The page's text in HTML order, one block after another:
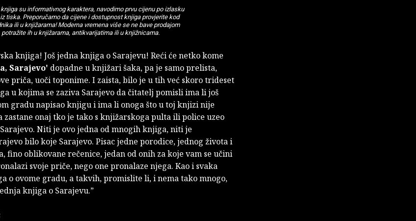
knjiga su informativnog karaktera, navodimo prvu cijenu po izlasku
tiska. Preporučamo da cijene i dostupnost knjiga provjerite kod
ili u knjižarama! Moderna vremena više se ne bave prodajom
potražite ih u knjižarama, antikvarijatima ili u knjižnicama.
knjiga! Još jedna knjiga o Sarajevu! Reći će netko kome
Sarajevo' dopadne u knjižari šaka, pa je samo prelista,
priča, uoči toponime. I zaista, bilo je u tih već skoro trideset
u kojima se zaziva Sarajevo da čitatelj pomisli ima li još
gradu napisao knjigu i ima li onoga što u toj knjizi nije
zastane onaj tko je tako s knjižarskoga pulta ili police uzeo
Niti je ovo jedna od mnogih knjiga, niti je
bilo koje Sarajevo. Pisac jedne porodice, jednog života i
fino oblikovane rečenice, jedan od onih za koje vam se učini
svoje priče, nego one pronalaze njega. Kao i svaka
o ovome gradu, a takvih, promislite li, i nema tako mnogo,
knjiga o Sarajevu.”